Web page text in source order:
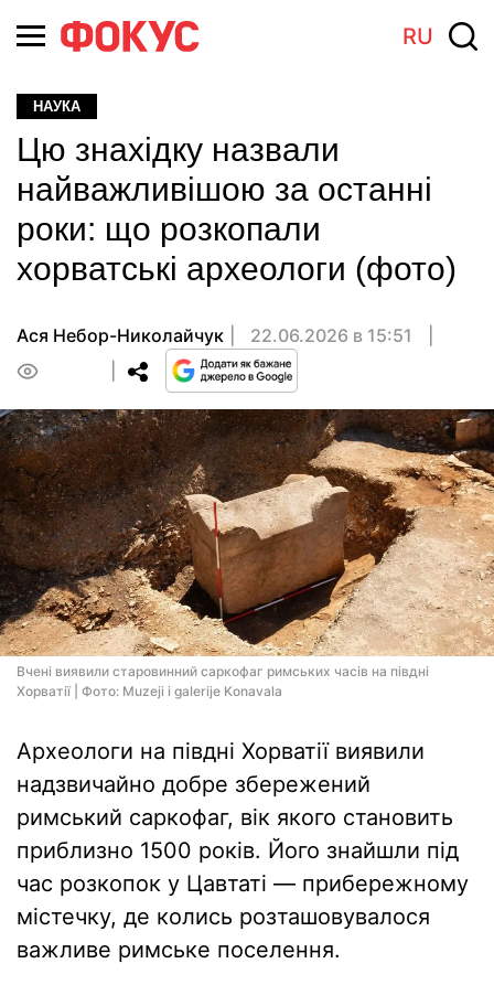
RU
НАУКА
Цю знахідку назвали
найважливішою за останні
роки: що розкопали
хорватські археологи (фото)
Ася Небор-Николайчук
22.06.2026 в 15:51
Вчені виявили старовинний саркофаг римських часів на півдні
Хорватії | Фото: Muzeji i galerije Konavala
Археологи на півдні Хорватії виявили
надзвичайно добре збережений
римський саркофаг, вік якого становить
приблизно 1500 років. Його знайшли під
час розкопок у Цавтаті — прибережному
містечку, де колись розташовувалося
важливе римське поселення.